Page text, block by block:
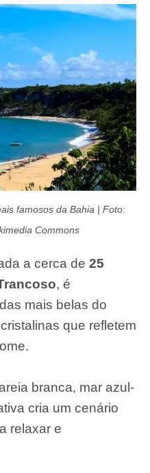
famosos da Bahia | Foto:
Commons
a cerca de 25
, é
mais belas do
que refletem
branca, mar azul-
cria um cenário
relaxar e